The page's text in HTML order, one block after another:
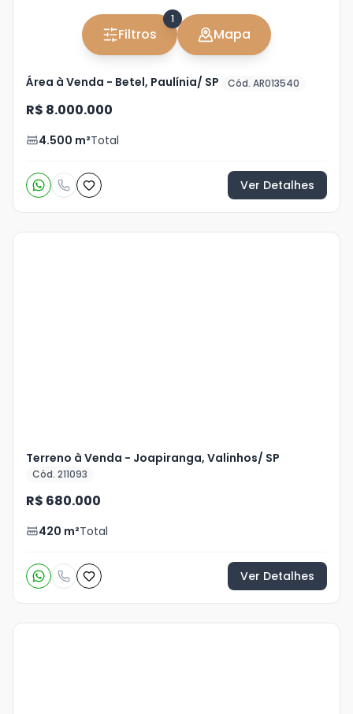
Filtros
1
Mapa
Área à Venda - Betel, Paulínia/ SP Cód. AR013540
R$ 8.000.000
4.500 m²Total
Ver Detalhes
Terreno à Venda - Joapiranga, Valinhos/ SP
Cód. 211093
R$ 680.000
420 m²Total
Ver Detalhes